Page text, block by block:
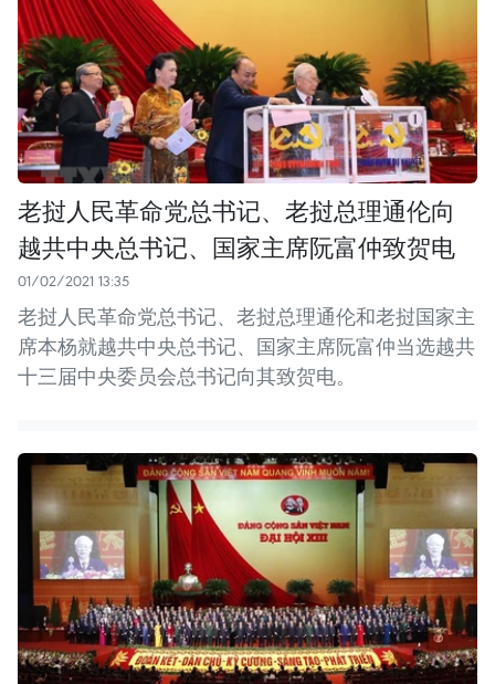
老挝人民革命党总书记、老挝总理通伦向
越共中央总书记、国家主席阮富仲致贺电
01/02/2021 13:35
老挝人民革命党总书记、老挝总理通伦和老挝国家主
席本杨就越共中央总书记、国家主席阮富仲当选越共
十三届中央委员会总书记向其致贺电。